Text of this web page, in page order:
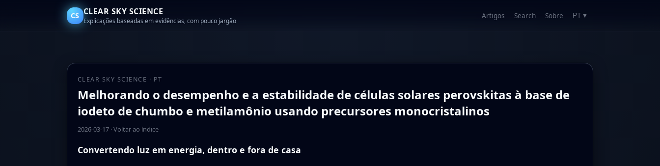
CS CLEAR SKY SCIENCE
Explicações baseadas em evidências, com pouco jargão
Artigos Search Sobre PT ▼
CLEAR SKY SCIENCE · PT
Melhorando o desempenho e a estabilidade de células solares perovskitas à base de
iodeto de chumbo e metilamônio usando precursores monocristalinos
2026-03-17·Voltar ao índice
Convertendo luz em energia, dentro e fora de casa